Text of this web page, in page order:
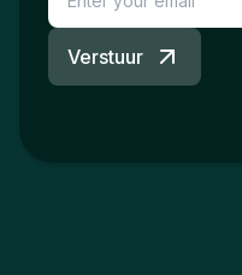
Verstuur